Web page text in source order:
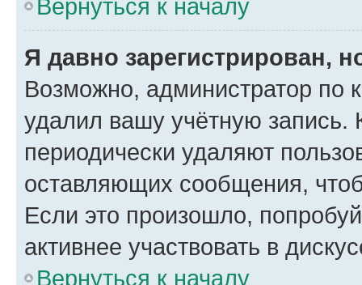
Вернуться к началу
Я давно зарегистрирован,
Возможно, администратор по
удалил вашу учётную запись.
периодически удаляют
оставляющих сообщения,
Если это произошло,
активнее участвовать в
Вернуться к началу